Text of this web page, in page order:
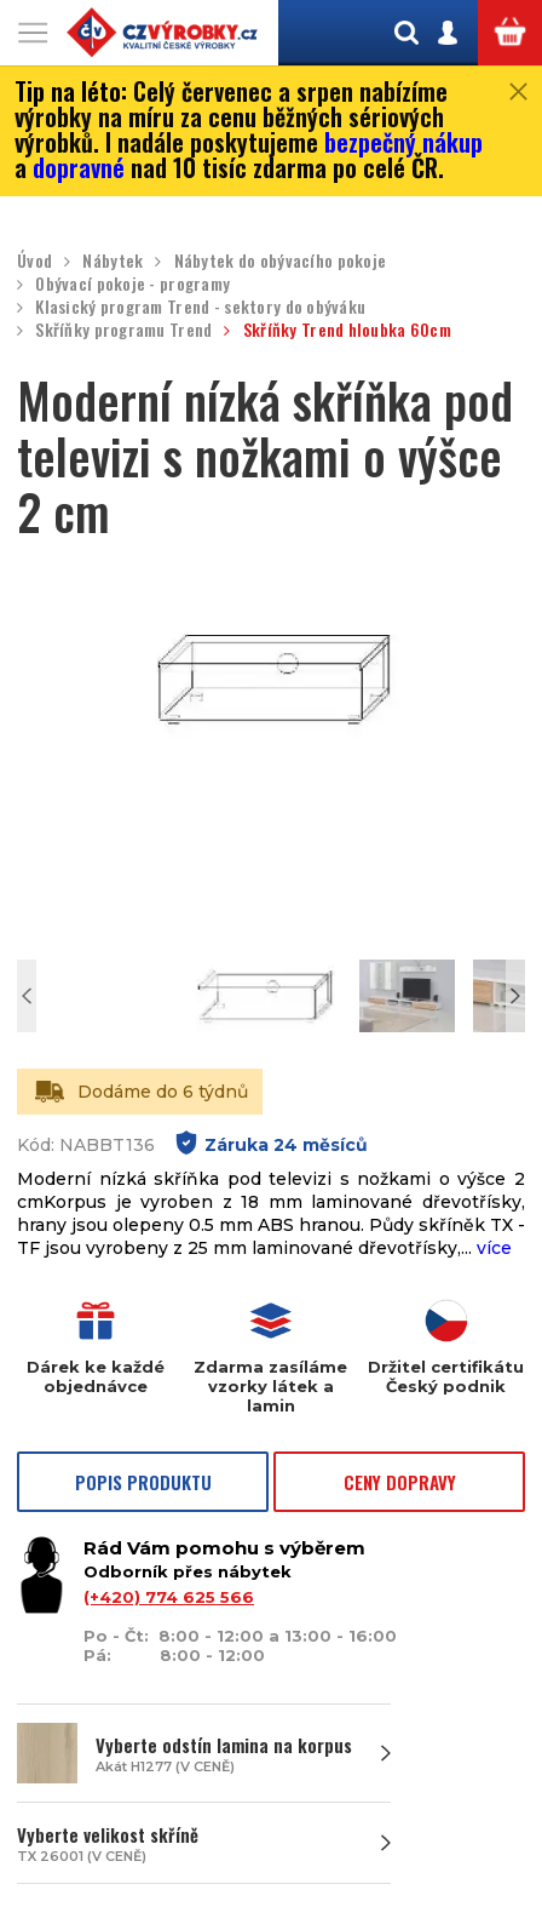
Tip na léto: Celý červenec a srpen nabízíme
výrobky na míru za cenu běžných sériových
výrobků. I nadále poskytujeme bezpečný nákup
adopravné nad 10 tisíc zdarma po celé ČR.
Úvod Nábytek
Nábytek do obývacího pokoje
Obývací pokoje - programy
Klasický program Trend - sektory do obýváku
Skříňky programu Trend
Skříňky Trend hloubka 60cm
Moderní nízká skříňka pod
televizi s nožkami o výšce
2 cm
Dodáme do 6 týdnů
Kód: NABBT136 Záruka 24 měsíců
Moderní nízká skříňka pod televizi s nožkami o výšce 2
cmKorpus je vyroben z 18 mm laminované dřevotřísky,
hrany jsou olepeny 0.5 mm ABS hranou. Půdy skříněk TX -
TF jsou vyrobeny z 25 mm laminované dřevotřísky,... více
Dárek ke každé
objednávce
Zdarma zasíláme
vzorky látek a
lamin
Držitel certifikátu
Český podnik
POPIS PRODUKTU CENY DOPRAVY
Rád Vám pomohu s výběrem
Odborník přes nábytek
(+420) 774 625 566
Po - Čt: 8:00 - 12:00 a 13:00 - 16:00
Pá: 8:00 - 12:00
Vyberte odstín lamina na korpus
Akát H1277 (V CENĚ)
Vyberte velikost skříně
TX 26001 (V CENĚ)